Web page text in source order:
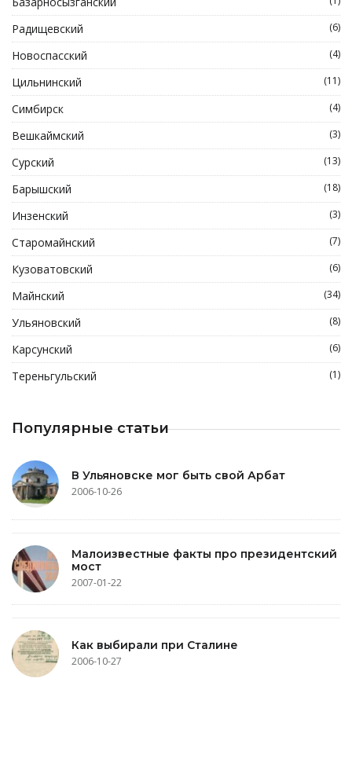
Радищевский (6)
Новоспасский (4)
Цильнинский (11)
Симбирск (4)
Вешкаймский (3)
Сурский (13)
Барышский (18)
Инзенский (3)
Старомайнский (7)
Кузоватовский (6)
Майнский (34)
Ульяновский (8)
Карсунский (6)
Тереньгульский (1)
Популярные статьи
В Ульяновске мог быть свой Арбат
2006-10-26
Малоизвестные факты про президентский
мост
2007-01-22
Как выбирали при Сталине
2006-10-27